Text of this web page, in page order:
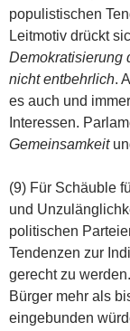
populistischen
Leitmotiv drückt
Demokratisierung
nicht entbehrlich.
es auch und
Interessen.
Gemeinsamkeit
(9) Für Schäuble
und
politischen
Tendenzen zur
gerecht zu
Bürger mehr als
eingebunden